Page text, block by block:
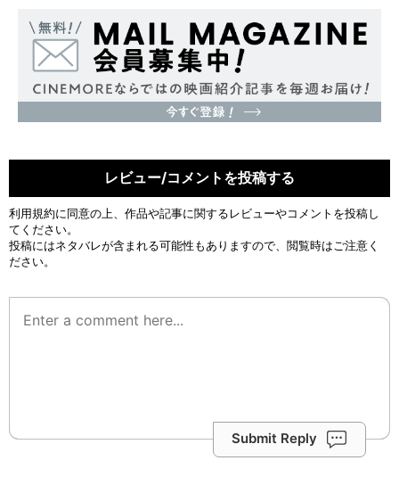
レビュー/コメントを投稿する
利用規約に同意の上、作品や記事に関するレビューやコメントを投稿し
てください。
投稿にはネタバレが含まれる可能性もありますので、閲覧時はご注意く
ださい。
Submit Reply